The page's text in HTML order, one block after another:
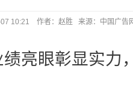
07 10:21 作者：赵胜 来源：中国广
亮眼彰显实力